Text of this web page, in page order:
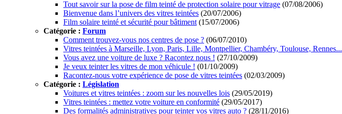
Tout savoir sur la pose de film teinté de protection solaire pour vitrage (07/08/2006)
Bienvenue dans l’univers des vitres teintées (20/07/2006)
Film solaire teinté et sécurité pour bâtiment (15/07/2006)
Catégorie : Forum
Comment trouvez-vous nos centres de pose ? (06/07/2010)
Vitres teintées à Marseille, Lyon, Paris, Lille, Montpellier, Chambéry, Toulouse, Rennes...
Vous avez une voiture de luxe ? Racontez nous ! (27/10/2009)
Je veux teinter les vitres de mon véhicule ! (01/10/2009)
Racontez-nous votre expérience de pose de vitres teintées (02/03/2009)
Catégorie : Législation
Voitures et vitres teintées : zoom sur les nouvelles lois (29/05/2019)
Vitres teintées : mettez votre voiture en conformité (29/05/2017)
Des formalités administratives pour teinter vos vitres auto ? (28/11/2016)